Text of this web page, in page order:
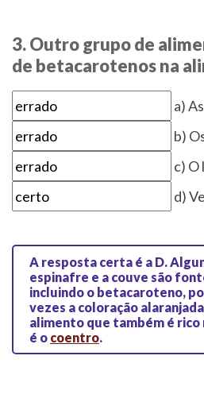
3. Outro grupo de
de betacarotenos na
a)
b)
c) O
d)
A resposta certa é a D.
espinafre e a couve são
incluindo o betacaroteno,
vezes a coloração
alimento que também é rico
é o coentro.